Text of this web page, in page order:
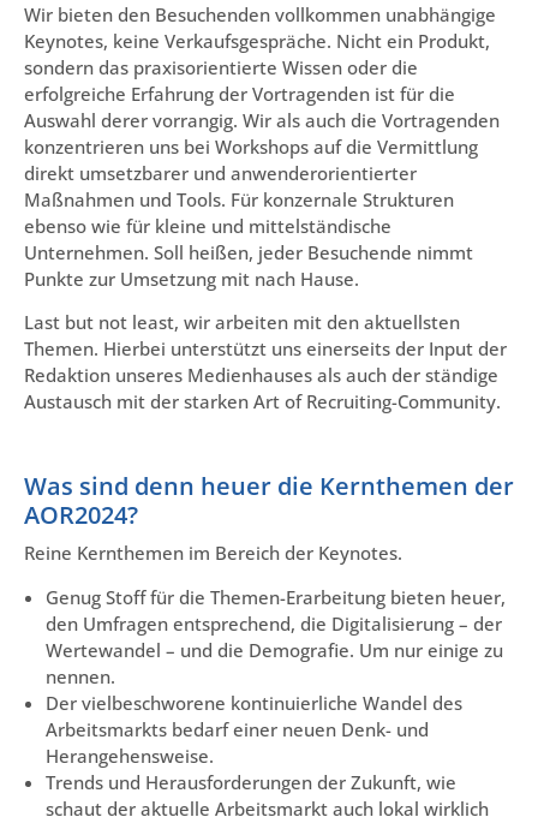
Wir bieten den Besuchenden vollkommen unabhängige
Keynotes, keine Verkaufsgespräche. Nicht ein Produkt,
sondern das praxisorientierte Wissen oder die
erfolgreiche Erfahrung der Vortragenden ist für die
Auswahl derer vorrangig. Wir als auch die Vortragenden
konzentrieren uns bei Workshops auf die Vermittlung
direkt umsetzbarer und anwenderorientierter
Maßnahmen und Tools. Für konzernale Strukturen
ebenso wie für kleine und mittelständische
Unternehmen. Soll heißen, jeder Besuchende nimmt
Punkte zur Umsetzung mit nach Hause.
Last but not least, wir arbeiten mit den aktuellsten
Themen. Hierbei unterstützt uns einerseits der Input der
Redaktion unseres Medienhauses als auch der ständige
Austausch mit der starken Art of Recruiting-Community.
Was sind denn heuer die Kernthemen der
AOR2024?
Reine Kernthemen im Bereich der Keynotes.
Genug Stoff für die Themen-Erarbeitung bieten heuer,
den Umfragen entsprechend, die Digitalisierung – der
Wertewandel – und die Demografie. Um nur einige zu
nennen.
Der vielbeschworene kontinuierliche Wandel des
Arbeitsmarkts bedarf einer neuen Denk- und
Herangehensweise.
Trends und Herausforderungen der Zukunft, wie
schaut der aktuelle Arbeitsmarkt auch lokal wirklich